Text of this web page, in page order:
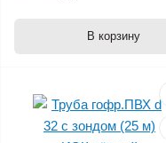
В корзину